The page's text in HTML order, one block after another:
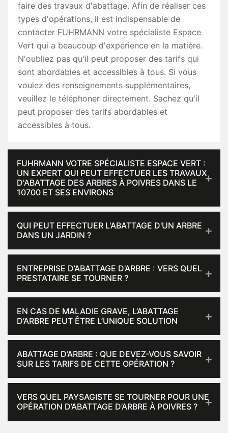
faire des travaux d'abattage. Afin de réaliser ces
types d'opérations, il est indispensable de
contacter FUHRMANN votre spécialiste Espace
Vert qui a beaucoup d'expérience en la matière.
N'oubliez pas qu'il peut proposer des tarifs qui
sont abordables et accessibles à tous. Si vous
voulez des renseignements supplémentaires,
veuillez le téléphoner directement. Sachez qu'il
peut proposer des tarifs abordables et
accessibles à tous.
FUHRMANN VOTRE SPÉCIALISTE ESPACE VERT :
UN EXPERT QUI PEUT EFFECTUER LES TRAVAUX
D'ABATTAGE DES ARBRES À POIVRES DANS LE
10700 ET SES ENVIRONS
QUI PEUT EFFECTUER L'ABATTAGE D'UN ARBRE
DANS UN JARDIN ?
ENTREPRISE D’ABATTAGE D’ARBRE : VERS QUEL
PRESTATAIRE SE TOURNER ?
EN CAS DE MALADIE GRAVE, L’ABATTAGE
D’ARBRE PEUT ÊTRE L’UNIQUE SOLUTION
ABATTAGE D’ARBRE : QUE DEVEZ-VOUS SAVOIR
SUR LES TARIFS DE CETTE OPÉRATION ?
VERS QUEL PAYSAGISTE SE TOURNER POUR UNE
OPÉRATION D’ABATTAGE D’ARBRE À POIVRES ?